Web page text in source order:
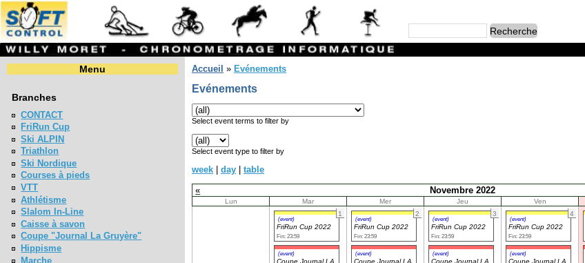
Menu
Branches
CONTACT
FriRun Cup
Ski ALPIN
Triathlon
Ski Nordique
Courses à pieds
VTT
Athlétisme
Slalom In-Line
Caisse à savon
Coupe "Journal La Gruyère"
Hippisme
Marche
Accueil » Evénements
Evénements
Select event terms to filter by
Select event type to filter by
week day
table
«
Novembre 2022
Lun Mar Mer Jeu Ven
1
(event)
FriRun Cup 2022
Fin: 23:59
(event)
Coupe Journal LA
2
(event)
FriRun Cup 2022
Fin: 23:59
(event)
Coupe Journal LA
3
(event)
FriRun Cup 2022
Fin: 23:59
(event)
Coupe Journal LA
4
(event)
FriRun Cup 2022
Fin: 23:59
(event)
Coupe Journal LA